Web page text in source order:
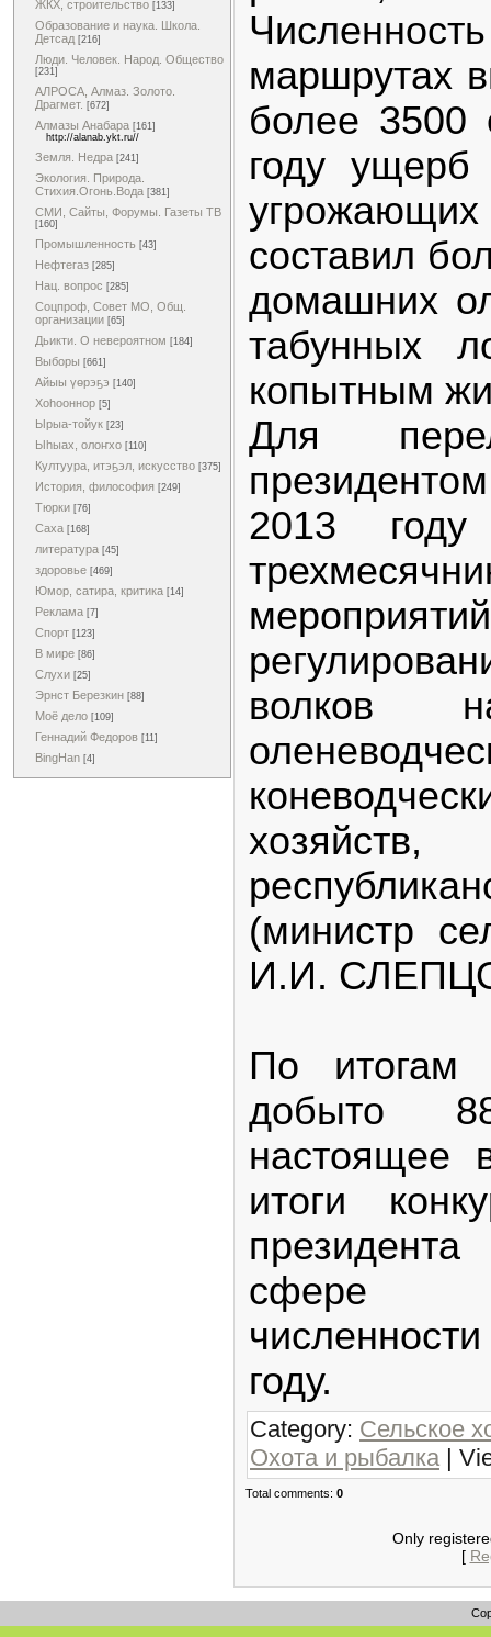
ЖКХ, строительство [133]
Образование и наука. Школа.
Детсад [216]
Люди. Человек. Народ. Общество
[231]
АЛРОСА, Алмаз. Золото.
Драгмет. [672]
Алмазы Анабара [161]
http://alanab.ykt.ru//
Земля. Недра [241]
Экология. Природа.
Стихия.Огонь.Вода [381]
СМИ, Сайты, Форумы. Газеты ТВ
[160]
Промышленность [43]
Нефтегаз [285]
Нац. вопрос [285]
Соцпроф, Совет МО, Общ.
организации [65]
Дьикти. О невероятном [184]
Выборы [661]
Айыы үөрэҕэ [140]
Хоһооннор [5]
Ырыа-тойук [23]
Ыһыах, олоҥхо [110]
Култуура, итэҕэл, искусство [375]
История, философия [249]
Тюрки [76]
Саха [168]
литература [45]
здоровье [469]
Юмор, сатира, критика [14]
Реклама [7]
Спорт [123]
В мире [86]
Слухи [25]
Эрнст Березкин [88]
Моё дело [109]
Геннадий Федоров [11]
BingHan [4]
маршрутах
более
году ущерб
составил
домашних
табунных
копытным
Для
2013
волков
хозяйств,
(министр
И.И.
По итогам
добыто
настоящее
итоги
сфере
году.
Category: Сельское
Охота и рыбалка |
Total comments: 0
Only
[